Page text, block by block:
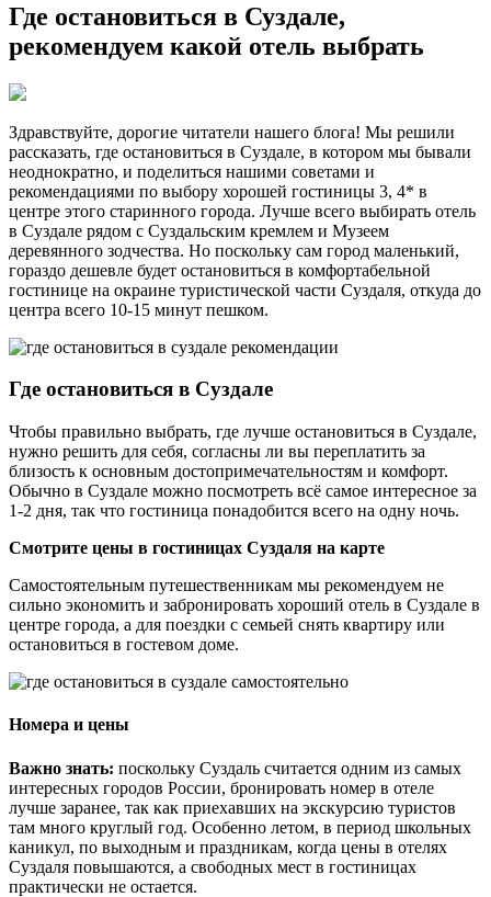
Где остановиться в Суздале,
рекомендуем какой отель выбрать
Здравствуйте, дорогие читатели нашего блога! Мы решили
рассказать, где остановиться в Суздале, в котором мы бывали
неоднократно, и поделиться нашими советами и
рекомендациями по выбору хорошей гостиницы 3, 4* в
центре этого старинного города. Лучше всего выбирать отель
в Суздале рядом с Суздальским кремлем и Музеем
деревянного зодчества. Но поскольку сам город маленький,
гораздо дешевле будет остановиться в комфортабельной
гостинице на окраине туристической части Суздаля, откуда до
центра всего 10-15 минут пешком.
Где остановиться в Суздале
Чтобы правильно выбрать, где лучше остановиться в Суздале,
нужно решить для себя, согласны ли вы переплатить за
близость к основным достопримечательностям и комфорт.
Обычно в Суздале можно посмотреть всё самое интересное за
1-2 дня, так что гостиница понадобится всего на одну ночь.
Смотрите цены в гостиницах Суздаля на карте
Самостоятельным путешественникам мы рекомендуем не
сильно экономить и забронировать хороший отель в Суздале в
центре города, а для поездки с семьей снять квартиру или
остановиться в гостевом доме.
Номера и цены
Важно знать: поскольку Суздаль считается одним из самых
интересных городов России, бронировать номер в отеле
лучше заранее, так как приехавших на экскурсию туристов
там много круглый год. Особенно летом, в период школьных
каникул, по выходным и праздникам, когда цены в отелях
Суздаля повышаются, а свободных мест в гостиницах
практически не остается.